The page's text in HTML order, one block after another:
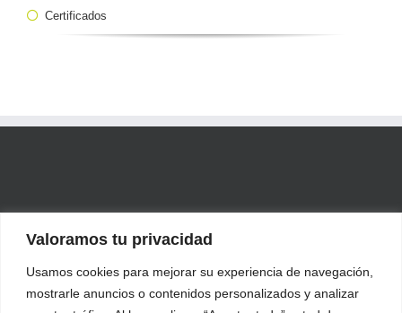
Valoramos tu privacidad
Usamos cookies para mejorar su experiencia de navegación,
mostrarle anuncios o contenidos personalizados y analizar
Certificados